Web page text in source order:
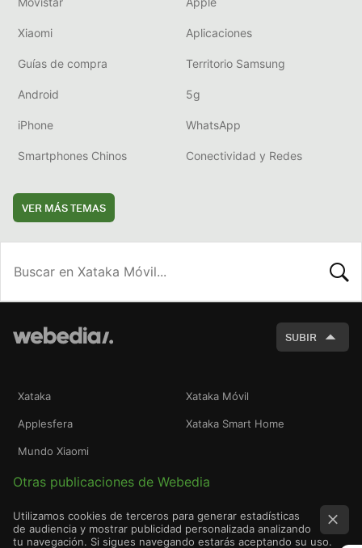
Xiaomi Aplicaciones
Guías de compra Territorio Samsung
Android 5g
iPhone WhatsApp
Smartphones Chinos Conectividad y Redes
VER MÁS TEMAS
SUBIR
Xataka Xataka Móvil
Applesfera Xataka Smart Home
Mundo Xiaomi
Otras publicaciones de Webedia
Utilizamos cookies de terceros para generar estadísticas
de audiencia y mostrar publicidad personalizada analizando
tu navegación. Si sigues navegando estarás aceptando su uso.